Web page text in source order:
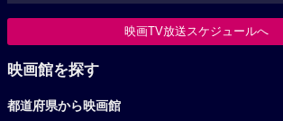
映画TV放送スケジュールへ
映画館を探す
都道府県から映画館